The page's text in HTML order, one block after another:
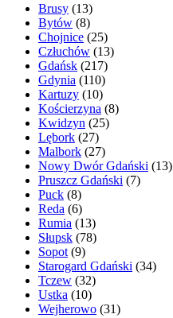
Brusy (13)
Bytów (8)
Chojnice (25)
Człuchów (13)
Gdańsk (217)
Gdynia (110)
Kartuzy (10)
Kościerzyna (8)
Kwidzyn (25)
Lębork (27)
Malbork (27)
Nowy Dwór Gdański (13)
Pruszcz Gdański (7)
Puck (8)
Reda (6)
Rumia (13)
Słupsk (78)
Sopot (9)
Starogard Gdański (34)
Tczew (32)
Ustka (10)
Wejherowo (31)